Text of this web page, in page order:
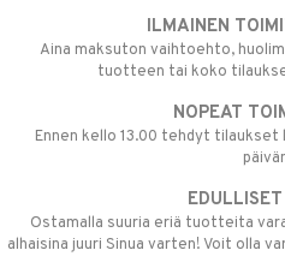
ILMAINEN
Aina maksuton vaihtoehto,
tuotteen tai koko
NOPEAT
Ennen kello 13.00 tehdyt
Ostamalla suuria eriä tuotteita
alhaisina juuri Sinua varten! Voit olla